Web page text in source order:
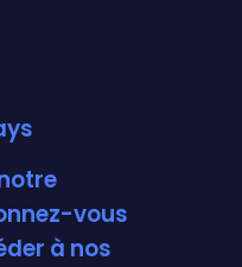
vous
à nos